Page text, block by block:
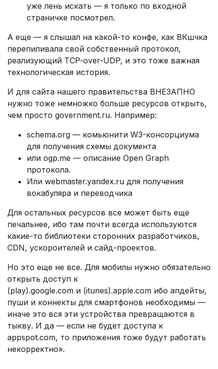
уже лень искать — я только по входной
страничке посмотрел.
А еще — я слышал на какой-то конфе, как ВКшчка
перепиливала свой собственный протокол,
реализующий TCP-over-UDP, и это тоже важная
технологическая история.
И для сайта нашего правительства ВНЕЗАПНО
нужно тоже немножко больше ресурсов открыть,
чем просто government.ru. Например:
schema.org — комьюнити W3-консорциума
для получения схемы документа
или ogp.me — описание Open Graph
протокола.
Или webmaster.yandex.ru для получения
вокабуляра и переводчика
Для остальных ресурсов все может быть еще
печальнее, ибо там почти всегда используются
какие-то библиотеки сторонних разработчиков,
CDN, ускороителей и сайд-проектов.
Но это еще не все. Для мобилы нужно обязательно
открыть доступ к
(play).google.com и (itunes).apple.com ибо апдейты,
пуши и коннекты для смартфонов необходимы —
иначе это вся эти устройства превращаются в
тыкву. И да — если не будет доступа к
appspot.com, то приложения тоже будут работать
некорректно».